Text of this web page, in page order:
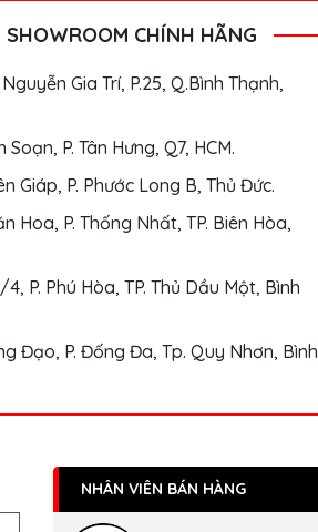
SHOWROOM CHÍNH HÃNG
Gia Trí, P.25, Q.Bình Thạnh,
P. Tân Hưng, Q7, HCM.
Giáp, P. Phước Long B, Thủ Đức.
Hoa, P. Thống Nhất, TP. Biên Hòa,
P. Phú Hòa, TP. Thủ Dầu Một, Bình
Đạo, P. Đống Đa, Tp. Quy Nhơn, Bình
NHÂN VIÊN BÁN HÀNG